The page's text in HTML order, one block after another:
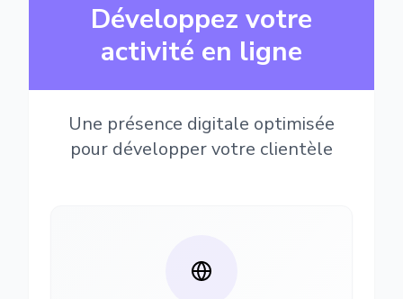
Développez votre
activité en ligne
Une présence digitale optimisée
pour développer votre clientèle